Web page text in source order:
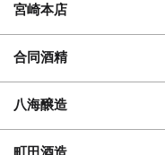
宮崎本店
合同酒精
八海醸造
町田酒造